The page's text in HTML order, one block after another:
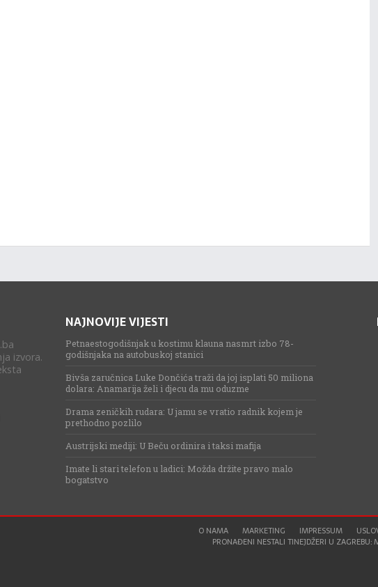
izvora.
NAJNOVIJE VIJESTI
Petnaestogodišnjak u kostimu klauna nasmrt izbo 78-
godišnjaka na autobuskoj stanici
Bivša zaručnica Luke Dončića traži da joj isplati 50 miliona
dolara: Anamarija želi i djecu da mu oduzme
Drama zeničkih rudara: U jamu se vratio radnik kojem je
prethodno pozlilo
Austrijski mediji: U Beču ordinira i taksi mafija
Imate li stari telefon u ladici: Možda držite pravo malo
bogatstvo
O NAMA MARKETING IMPRESSUM
PRONAĐENI NESTALI TINEJDŽERI U ZAGREBU: